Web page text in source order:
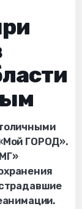
ГОРОД».